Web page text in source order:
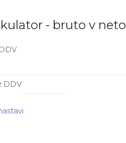
- bruto v neto
DDV